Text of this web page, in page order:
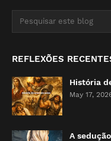
REFLEXÕES
História
May 17,
A